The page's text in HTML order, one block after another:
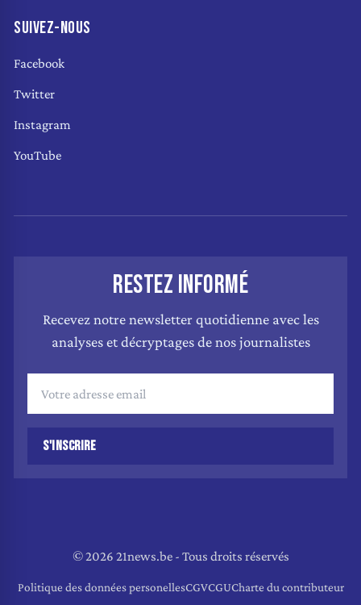
SUIVEZ-NOUS
Facebook
Twitter
Instagram
YouTube
RESTEZ INFORMÉ
Recevez notre newsletter quotidienne avec les
analyses et décryptages de nos journalistes
S'INSCRIRE
© 2026 21news.be - Tous droits réservés
Politique des données personellesCGVCGUCharte du contributeur